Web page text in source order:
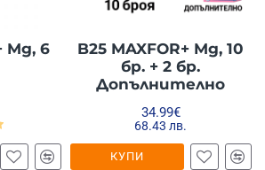
Mg, 6
B25 MAXFOR+ Mg, 10
бр. + 2 бр.
Допълнително
34.99€
68.43 лв.
КУПИ